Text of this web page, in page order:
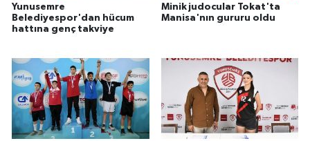
Yunusemre
Belediyespor'dan hücum
hattına genç takviye
Minik judocular Tokat'ta
Manisa'nın gururu oldu